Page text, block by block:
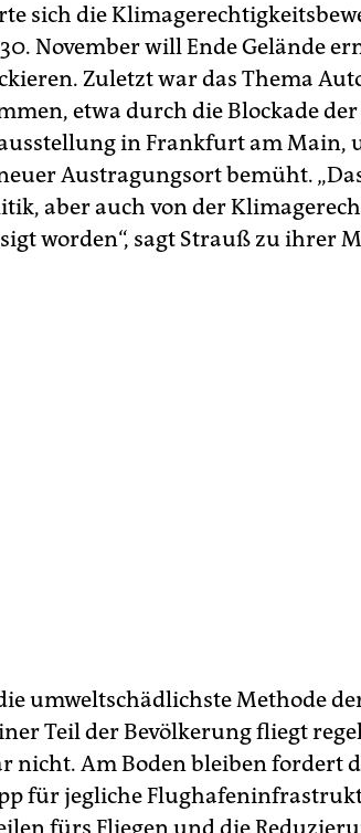
sich die
November will Ende Gelände
Zuletzt war das Thema
etwa durch die Blockade
in Frankfurt am Main,
Austragungsort bemüht.
aber auch von der
worden“, sagt Strauß zu ihrer
umweltschädlichste Methode
Teil der Bevölkerung fliegt
nicht. Am Boden bleiben fordert
für jegliche
fürs Fliegen und die